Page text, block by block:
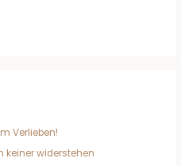
Verlieben!
keiner widerstehen